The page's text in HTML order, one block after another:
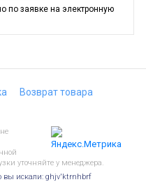
по заявке на электронную
Возврат товара
уточняйте у менеджера.
вы искали: ghjv'ktrnhbrf